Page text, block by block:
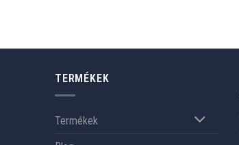
TERMÉKEK
Termékek